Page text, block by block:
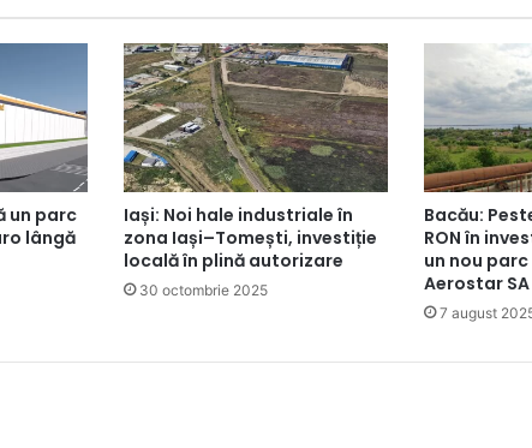
un parc
lângă
Iași: Noi hale industriale în
zona Iași–Tomești, investiție
locală în plină autorizare
30 octombrie 2025
Bacău:
RON în
un nou
Aerostar SA
7 august